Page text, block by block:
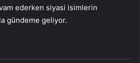
ederken siyasi isimlerin
gündeme geliyor.